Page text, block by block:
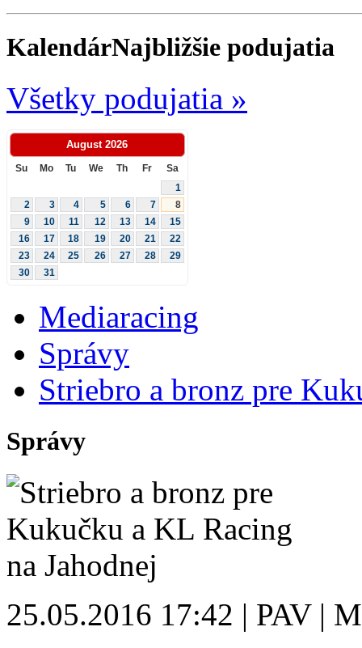
KalendárNajbližšie podujatia
Všetky podujatia »
August 2026
Su Mo Tu We Th Fr Sa
1
2
3 4 5 6 7
8
9
10 11 12 13 14
15
16
17 18 19 20 21
22
23
24 25 26 27 28
29
30
31
Mediaracing
Správy
Striebro a bronz pre
Správy
25.05.2016 17:42 | PAV |